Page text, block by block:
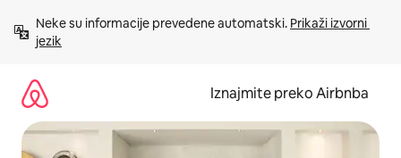
sadržaj
Neke su informacije prevedene automatski. Prikaži izvorni
jezik
Iznajmite preko Airbnba